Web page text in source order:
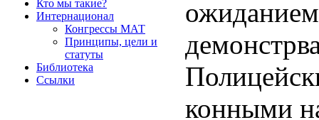
Кто мы такие?
Интернационал
Конгрессы МАТ
Принципы, цели и
статуты
Библиотека
Ссылки
ожиданием
конными